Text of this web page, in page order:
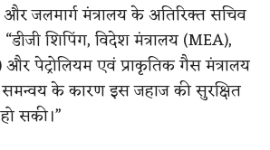
और जलमार्ग मंत्रालय के अतिरिक्त सचिव
शिपिंग, विदेश मंत्रालय (MEA),
और पेट्रोलियम एवं प्राकृतिक गैस मंत्रालय
के कारण इस जहाज की सुरक्षित
सकी।”